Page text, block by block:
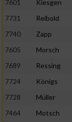
7601
Kiesgen
7731
Reibold
7740
Zapp
7605
Morsch
7689
Ressing
7724
Königs
7728
Müller
7464
Motsch
Verwendung
von
Erstellung von
Verwendung
Erstellung von